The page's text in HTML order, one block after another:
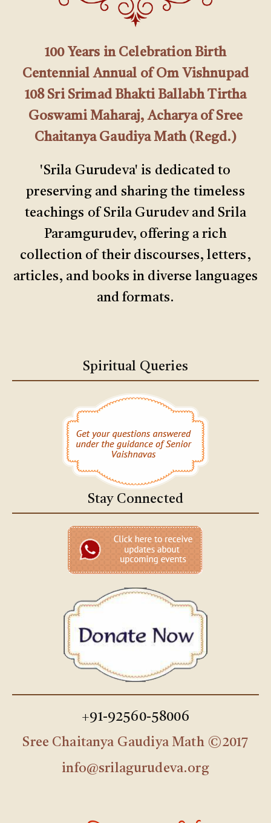
100 Years in Celebration Birth
Centennial Annual of Om Vishnupad
108 Sri Srimad Bhakti Ballabh Tirtha
Goswami Maharaj, Acharya of Sree
Chaitanya Gaudiya Math (Regd.)
'Srila Gurudeva' is dedicated to
preserving and sharing the timeless
teachings of Srila Gurudev and Srila
Paramgurudev, offering a rich
collection of their discourses, letters,
articles, and books in diverse languages
and formats.
Spiritual Queries
Stay Connected
+91-92560-58006
Sree Chaitanya Gaudiya Math ©2017
info@srilagurudeva.org